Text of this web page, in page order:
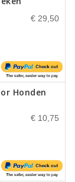
Ml
€ 29,50
Honden
€ 10,75